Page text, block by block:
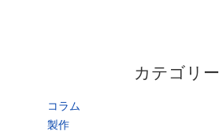
カテゴリー
コラム
製作